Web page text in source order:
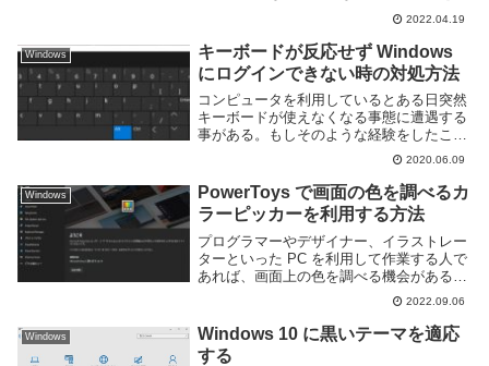
信してくるようになっている。しかし基本
的には通知というのは邪魔なものだ。仕事
中やゲームに集中しているときに通知が来
ると気が散っ...
2022.04.19
Windows
キーボードが反応せず Windows
にログインできない時の対処方法
コンピュータを利用しているとある日突然
キーボードが使えなくなる事態に遭遇する
事がある。もしそのような経験をしたこと
なくても、今後発生する可能性があるかも
しれない。キーボードが利用できない原因
にはいくつかあり対処方法も様々あるが、
場合によって...
2020.06.09
Windows
PowerToys で画面の色を調べるカ
ラーピッカーを利用する方法
プログラマーやデザイナー、イラストレー
ターといった PC を利用して作業する人で
あれば、画面上の色を調べる機会があると
思う。画面上の色を取得する機能をカラー
ピッカーと呼ぶが、Windows 標準にはそ
の機能は含まれておらず、何らかのソフト
ウ...
2022.09.06
Windows
Windows 10 に黒いテーマを適応
する